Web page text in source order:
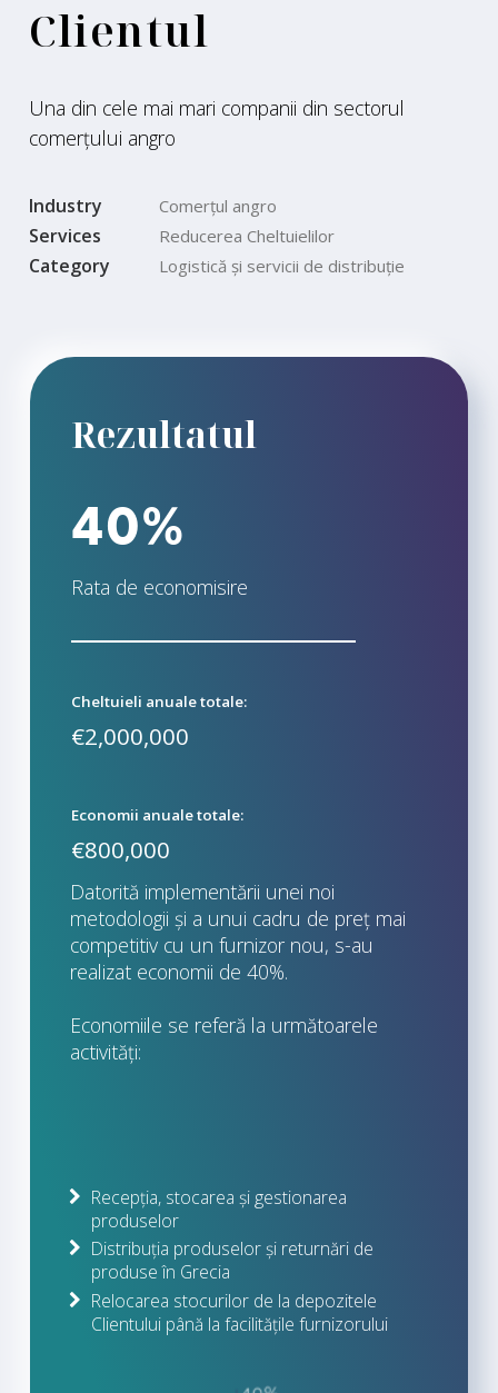
Clientul
Una din cele mai mari companii din sectorul
comerțului angro
Industry Comerțul angro
Services Reducerea Cheltuielilor
Category Logistică și servicii de distribuție
Rezultatul
40%
Rata de economisire
Cheltuieli anuale totale:
€2,000,000
Economii anuale totale:
€800,000
Datorită implementării unei noi
metodologii și a unui cadru de preț mai
competitiv cu un furnizor nou, s-au
realizat economii de 40%.
Economiile se referă la următoarele
activități:
Recepția, stocarea și gestionarea
produselor
Distribuția produselor și returnări de
produse în Grecia
Relocarea stocurilor de la depozitele
Clientului până la facilitățile furnizorului